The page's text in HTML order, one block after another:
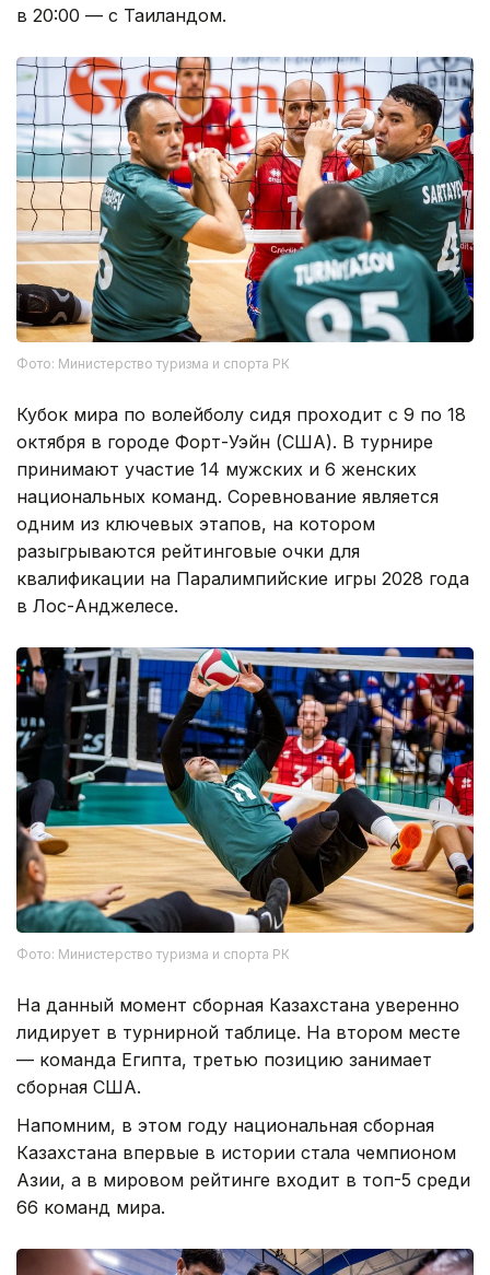
в 20:00 — с Таиландом.
Фото: Министерство туризма и спорта РК
Кубок мира по волейболу сидя проходит с 9 по 18
октября в городе Форт-Уэйн (США). В турнире
принимают участие 14 мужских и 6 женских
национальных команд. Соревнование является
одним из ключевых этапов, на котором
разыгрываются рейтинговые очки для
квалификации на Паралимпийские игры 2028 года
в Лос-Анджелесе.
Фото: Министерство туризма и спорта РК
На данный момент сборная Казахстана уверенно
лидирует в турнирной таблице. На втором месте
— команда Египта, третью позицию занимает
сборная США.
Напомним, в этом году национальная сборная
Казахстана впервые в истории стала чемпионом
Азии, а в мировом рейтинге входит в топ-5 среди
66 команд мира.